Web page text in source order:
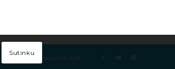
Kelių eismo taisyklės 2026
Sutinku